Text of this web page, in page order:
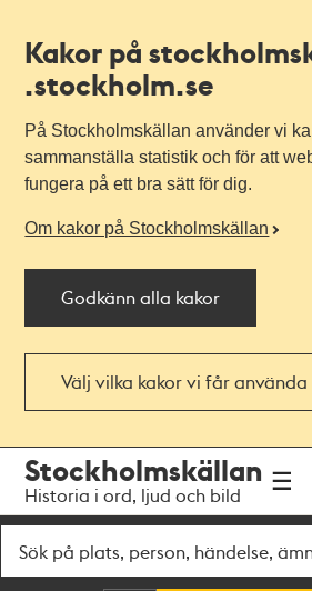
Kakor på
.stockholm.se
På Stockholmskällan använder vi
sammanställa statistik och för att
fungera på ett bra sätt för dig.
Om kakor på Stockholmskällan
Godkänn alla kakor
Välj vilka kakor vi får använda
navigationen
huvudinnehållet
Stockholmskällan
Historia i ord, ljud och bild